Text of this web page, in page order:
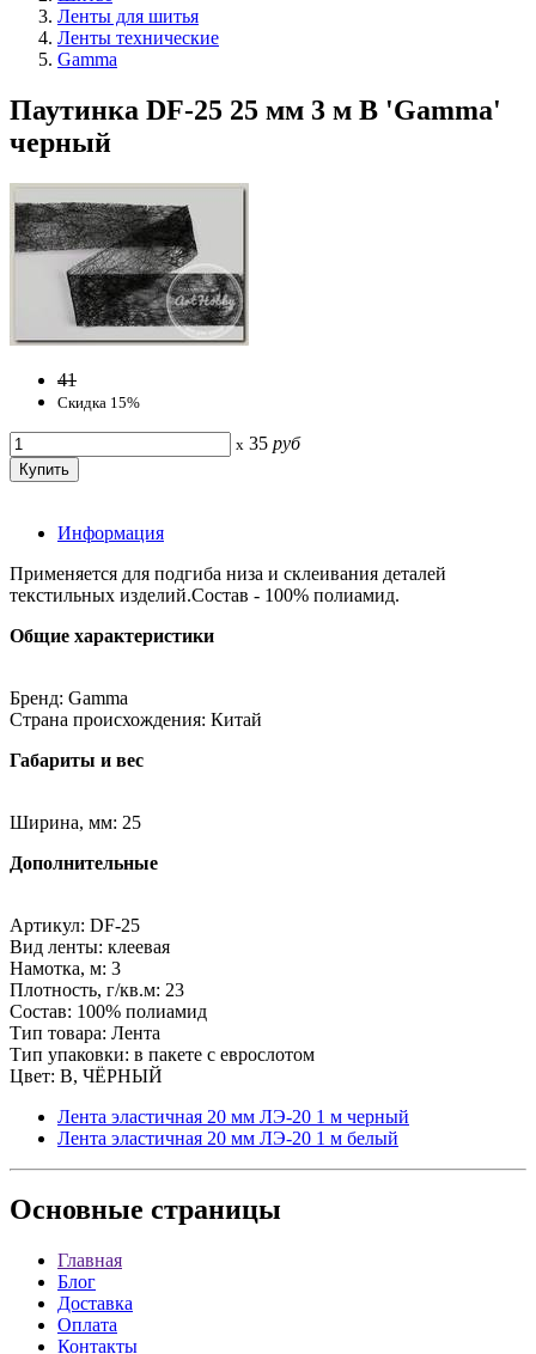
Ленты для шитья
Ленты технические
Gamma
Паутинка DF-25 25 мм 3 м B 'Gamma'
черный
41
Скидка 15%
x 35 руб
Информация
Применяется для подгиба низа и склеивания деталей
текстильных изделий.Состав - 100% полиамид.
Общие характеристики
Бренд: Gamma
Страна происхождения: Китай
Габариты и вес
Ширина, мм: 25
Дополнительные
Артикул: DF-25
Вид ленты: клеевая
Намотка, м: 3
Плотность, г/кв.м: 23
Состав: 100% полиамид
Тип товара: Лента
Тип упаковки: в пакете с еврослотом
Цвет: B, ЧЁРНЫЙ
Лента эластичная 20 мм ЛЭ-20 1 м черный
Лента эластичная 20 мм ЛЭ-20 1 м белый
Основные страницы
Главная
Блог
Доставка
Оплата
Контакты